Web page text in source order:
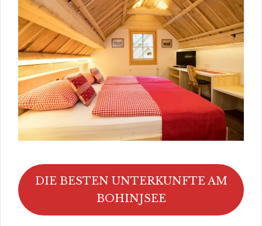
DIE BESTEN UNTERKUNFTE AM
BOHINJSEE